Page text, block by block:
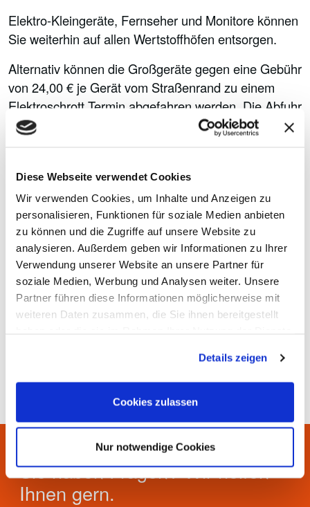
Diese Webseite verwendet Cookies
Wir verwenden Cookies, um Inhalte und Anzeigen zu
personalisieren, Funktionen für soziale Medien anbieten
zu können und die Zugriffe auf unsere Website zu
analysieren. Außerdem geben wir Informationen zu Ihrer
Verwendung unserer Website an unsere Partner für
soziale Medien, Werbung und Analysen weiter. Unsere
Partner führen diese Informationen möglicherweise mit
weiteren Daten zusammen, die Sie ihnen bereitgestellt
Details zeigen
Cookies zulassen
Nur notwendige Cookies
Elektro-Kleingeräte, Fernseher und Monitore können
Sie weiterhin auf allen Wertstoffhöfen entsorgen.
Alternativ können die Großgeräte gegen eine Gebühr
von 24,00 € je Gerät vom Straßenrand zu einem
Elektroschrott Termin abgefahren werden. Die Abfuhr
erfolgt für haushaltsübliche Geräte bis ca. 75kg
auf unseren Wertstoffhöfen oder Bürgerbüros
erwerben können oder per Rechnung.
Bitte stellen Sie das Gerät in kürzester Entfernung
zum Fahrbahnrand bzw. zum nächstmöglichen
Halteplatz des Entsorgungsfahrzeuges ab.
Unser Handzettel für die Elektrogeräte
Sie haben Fragen? Wir helfen
Ihnen gern.